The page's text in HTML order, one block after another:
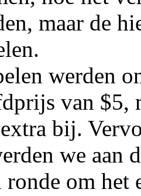
maar de
werden
van $5,
bij.
we aan
ronde om